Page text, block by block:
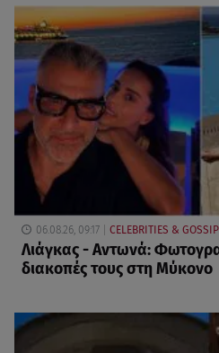
06.08.26, 09:17 CELEBRITIES &
Λιάγκας - Αντωνά:
διακοπές τους στη Μύκονο